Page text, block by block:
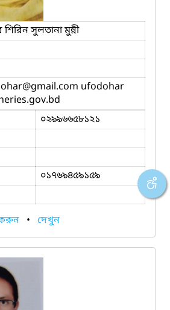
সুলতানা মুন্নী
@gmail.com ufodohar
০২৯৯৬৬৫৮১২১
০১৭৬৯৪৫৯১৫৯
করুন • দেখুন